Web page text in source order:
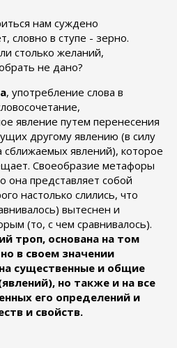
нам суждено
словно в ступе - зерно.
столько желаний,
не дано?
, употребление слова в
явление путем перенесения
другому явлению (в силу
сближаемых явлений), которое
Своеобразие метафоры
она представляет собой
настолько слились, что
вытеснен и
(то, с чем сравнивалось).
троп, основана на том
в своем значении
существенные и общие
но также и на все
его определений и
и свойств.